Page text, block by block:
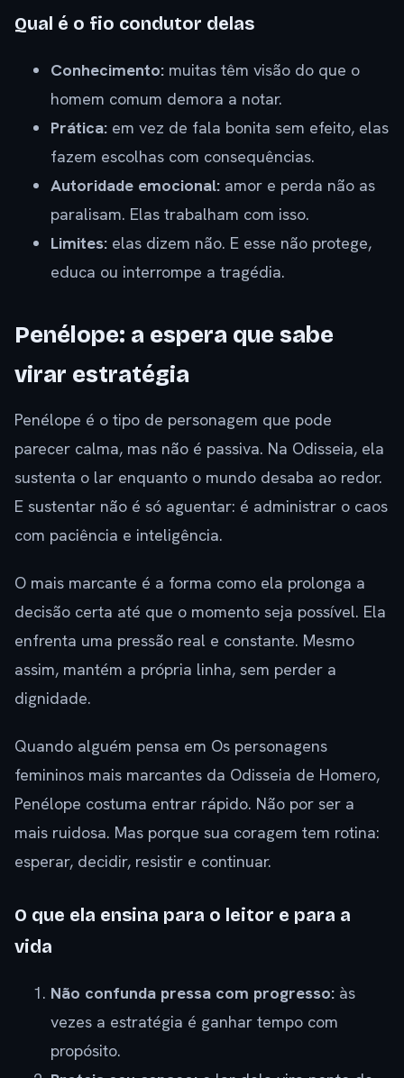
Qual é o fio condutor delas
Conhecimento: muitas têm visão do que o
homem comum demora a notar.
Prática: em vez de fala bonita sem efeito, elas
fazem escolhas com consequências.
Autoridade emocional: amor e perda não as
paralisam. Elas trabalham com isso.
Limites: elas dizem não. E esse não protege,
educa ou interrompe a tragédia.
Penélope: a espera que sabe
virar estratégia
Penélope é o tipo de personagem que pode
parecer calma, mas não é passiva. Na Odisseia, ela
sustenta o lar enquanto o mundo desaba ao redor.
E sustentar não é só aguentar: é administrar o caos
com paciência e inteligência.
O mais marcante é a forma como ela prolonga a
decisão certa até que o momento seja possível. Ela
enfrenta uma pressão real e constante. Mesmo
assim, mantém a própria linha, sem perder a
dignidade.
Quando alguém pensa em Os personagens
femininos mais marcantes da Odisseia de Homero,
Penélope costuma entrar rápido. Não por ser a
mais ruidosa. Mas porque sua coragem tem rotina:
esperar, decidir, resistir e continuar.
O que ela ensina para o leitor e para a
vida
Não confunda pressa com progresso: às
vezes a estratégia é ganhar tempo com
propósito.